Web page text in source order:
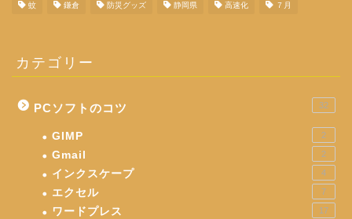
蚊 鎌倉 防災グッズ 静岡県 高速化 ７月
カテゴリー
PCソフトのコツ 32
GIMP 2
Gmail 2
インクスケープ 4
エクセル 7
ワードプレス 17